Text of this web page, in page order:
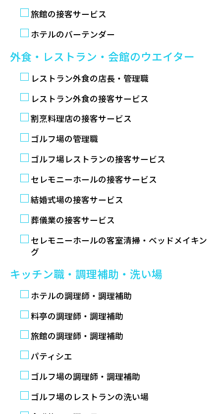
旅館の接客サービス
ホテルのバーテンダー
外食・レストラン・会館のウエイター
レストラン外食の店長・管理職
レストラン外食の接客サービス
割烹料理店の接客サービス
ゴルフ場の管理職
ゴルフ場レストランの接客サービス
セレモニーホールの接客サービス
結婚式場の接客サービス
葬儀業の接客サービス
セレモニーホールの客室清掃・ベッドメイキン
グ
キッチン職・調理補助・洗い場
ホテルの調理師・調理補助
料亭の調理師・調理補助
旅館の調理師・調理補助
パティシエ
ゴルフ場の調理師・調理補助
ゴルフ場のレストランの洗い場